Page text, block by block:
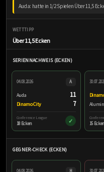
Auda: hatte in 1/2 Spielen Über 11,5
WETTTIPP
Über 11,5 Ecken
SERIENNACHWEIS (ECKEN)
04.08.2026 A
Auda 11
Dinamo City 7
Conference League
18 Ecken ✓ 15
GEGNER-CHECK (ECKEN)
04.08.2026 H